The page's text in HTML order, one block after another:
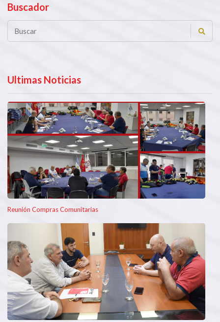
Buscador
Ultimas Noticias
Reunión Compras Comunitarias